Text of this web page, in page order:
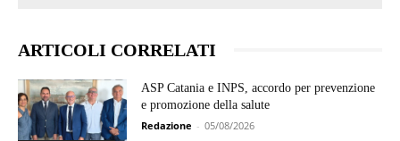
ARTICOLI CORRELATI
ASP Catania e INPS, accordo per prevenzione
e promozione della salute
Redazione - 05/08/2026